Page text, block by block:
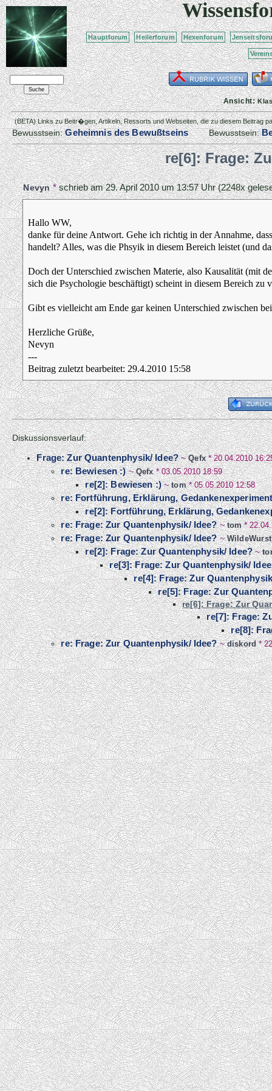
Hauptforum Heilerforum Hexenforum
Ansicht:
(BETA) Links zu Beitr�gen, Artikeln, Ressorts und Webseiten, die zu diesem Beitrag
Bewusstsein:Geheimnis des Bewußtseins Bewusstsein:
re[6]: Frage:
Nevyn*schrieb am29. April 2010 um 13:57 Uhr(2248x
Hallo WW,
danke für deine Antwort. Gehe ich richtig in der Annahme,
handelt? Alles, was die Phsyik in diesem Bereich leistet (und
Doch der Unterschied zwischen Materie, also Kausalität (mit
sich die Psychologie beschäftigt) scheint in diesem Bereich zu
Gibt es vielleicht am Ende gar keinen Unterschied zwischen
Herzliche Grüße,
Nevyn
---
Beitrag zuletzt bearbeitet: 29.4.2010 15:58
Diskussionsverlauf:
Frage: Zur Quantenphysik/ Idee?~Qefx*20.04.2010
re: Bewiesen :)~Qefx*03.05.2010 18:59
re[2]: Bewiesen :)~tom*05.05.2010 12:58
re: Fortführung, Erklärung,
re[2]: Fortführung, Erklärung,
re: Frage: Zur Quantenphysik/ Idee?~tom*
re: Frage: Zur Quantenphysik/ Idee?~WildeWurst
re[2]: Frage: Zur Quantenphysik/ Idee?~
re[3]: Frage: Zur Quantenphysik/
re[4]: Frage: Zur
re[5]: Frage: Zur
re[6]: Frage: Zur
re[7]: Frage:
re[8]:
re: Frage: Zur Quantenphysik/ Idee?~diskord*